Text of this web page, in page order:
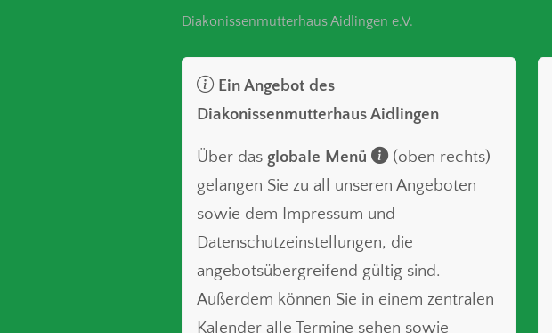
Diakonissenmutterhaus Aidlingen e.V.
Ein Angebot des
Diakonissenmutterhaus Aidlingen
Über das globale Menü
(oben rechts)
gelangen Sie zu all unseren Angeboten
sowie dem Impressum und
Datenschutzeinstellungen, die
angebotsübergreifend gültig sind.
Außerdem können Sie in einem zentralen
Kalender alle Termine sehen sowie